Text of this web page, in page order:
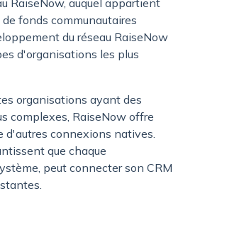
RaiseNow, auquel appartient
fonds communautaires
du réseau RaiseNow
d'organisations les plus
organisations ayant des
complexes, RaiseNow offre
d'autres connexions natives.
que chaque
peut connecter son CRM